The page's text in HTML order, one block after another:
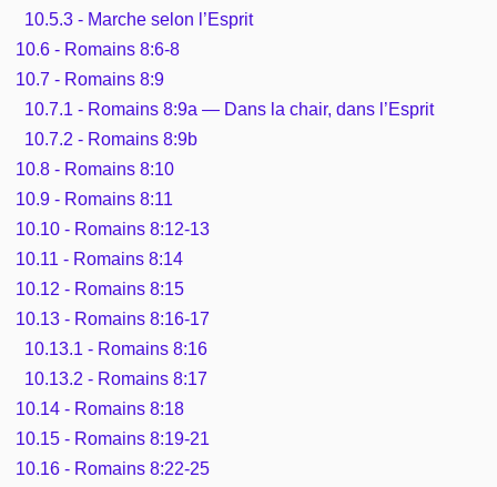
10.5.3 - Marche selon l’Esprit
10.6 - Romains 8:6-8
10.7 - Romains 8:9
10.7.1 - Romains 8:9a — Dans la chair, dans l’Esprit
10.7.2 - Romains 8:9b
10.8 - Romains 8:10
10.9 - Romains 8:11
10.10 - Romains 8:12-13
10.11 - Romains 8:14
10.12 - Romains 8:15
10.13 - Romains 8:16-17
10.13.1 - Romains 8:16
10.13.2 - Romains 8:17
10.14 - Romains 8:18
10.15 - Romains 8:19-21
10.16 - Romains 8:22-25